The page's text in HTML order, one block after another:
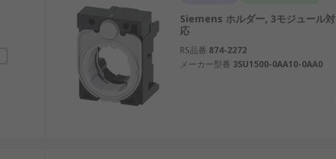
Siemens ホルダー, 3モジュール対
応
RS品番 874-2272
メーカー型番 3SU1500-0AA10-0AA0